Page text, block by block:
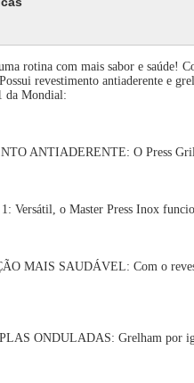
rotina com mais sabor e saúde!
revestimento antiaderente e
da Mondial:
ANTIADERENTE: O Press Grill
Versátil, o Master Press Inox
MAIS SAUDÁVEL: Com o
ONDULADAS: Grelham por